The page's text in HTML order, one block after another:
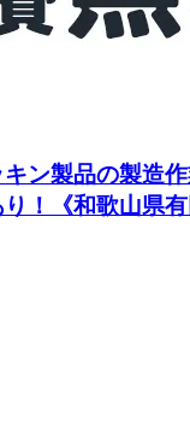
ン製品の製造
！《和歌山県有